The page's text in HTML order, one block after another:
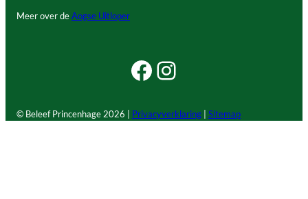
Meer over deAogse Uitloper
Facebook Beleef Princenhage
Instagram Beleef Princenhage
© Beleef Princenhage 2026 | Privacyverklaring Sitemap